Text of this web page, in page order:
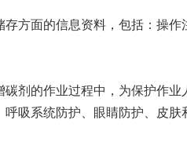
方面的信息资料，包括：操作
剂的作业过程中，为保护作业
吸系统防护、眼睛防护、皮肤